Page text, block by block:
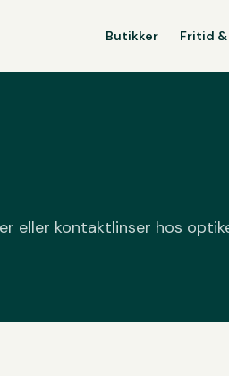
Butikker Fritid
eller kontaktlinser hos